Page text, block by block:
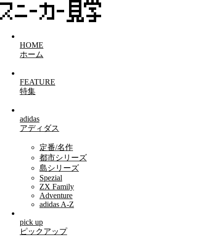
HOME
ホーム
FEATURE
特集
adidas
アディダス
定番/名作
都市シリーズ
島シリーズ
Spezial
ZX Family
Adventure
adidas A-Z
pick up
ピックアップ